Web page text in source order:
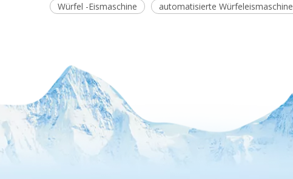
Würfel -Eismaschine automatisierte Würfeleismaschine